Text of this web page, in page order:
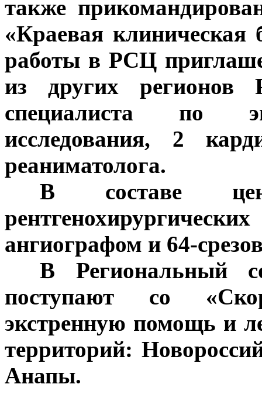
также
«Краевая
работы в РСЦ
из других регионов
специалиста по
исследования, 2
реаниматолога.
В составе
ангиографом и 64-
В Региональный
поступают со
экстренную помощь и
территорий:
Анапы.